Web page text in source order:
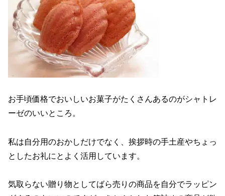
お手頃価格でおいしいお菓子がたくさんあるのがシャトレ
ーゼのいいところ。
私は自分用のおかしだけでなく、挨拶時の手土産やちょっ
としたお礼にとよく活用しています。
気取らない贈り物としてばら売りの商品を自分でラッピン